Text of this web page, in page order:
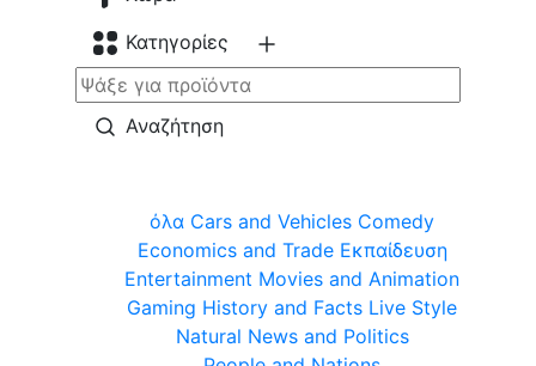
Κατηγορίες
Αναζήτηση
όλα Cars and Vehicles Comedy
Economics and Trade Εκπαίδευση
Entertainment Movies and Animation
Gaming History and Facts Live Style
Natural News and Politics